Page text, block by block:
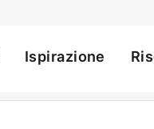
Ispirazione